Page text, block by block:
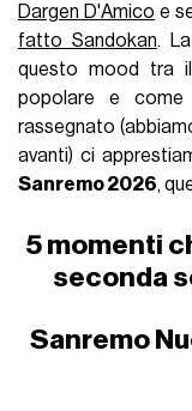
Dargen D'Amico e
fatto Sandokan.
questo mood tra
popolare e
rassegnato
avanti) ci
Sanremo 2026,
5 momenti
seconda
Sanremo